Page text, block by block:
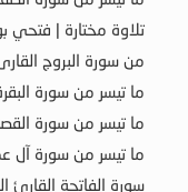
تلاوة مختارة | فتحي
من سورة البروج
ما تيسر من سورة
ما تيسر من سورة
ما تيسر من سورة آل
سورة الفاتحة